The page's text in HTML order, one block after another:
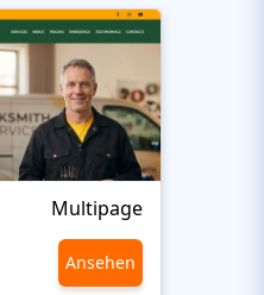
Multipage
Ansehen